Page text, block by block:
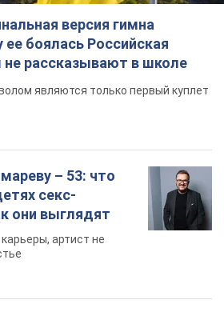
– 53: что
секс-
они выглядят
доллары 1996
обменники и